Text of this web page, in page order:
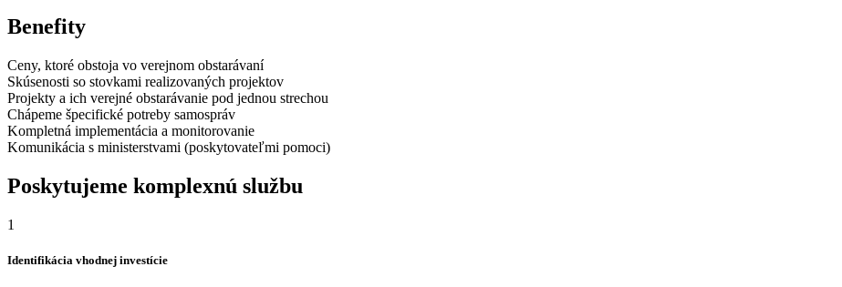
Benefity
Ceny, ktoré obstoja vo verejnom obstarávaní
Skúsenosti so stovkami realizovaných projektov
Projekty a ich verejné obstarávanie pod jednou strechou
Chápeme špecifické potreby samospráv
Kompletná implementácia a monitorovanie
Komunikácia s ministerstvami (poskytovateľmi pomoci)
Poskytujeme komplexnú službu
1
Identifikácia vhodnej investície